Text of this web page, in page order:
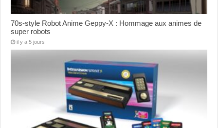
70s-style Robot Anime Geppy-X : Hommage aux animes de
super robots
il y a 5 jours